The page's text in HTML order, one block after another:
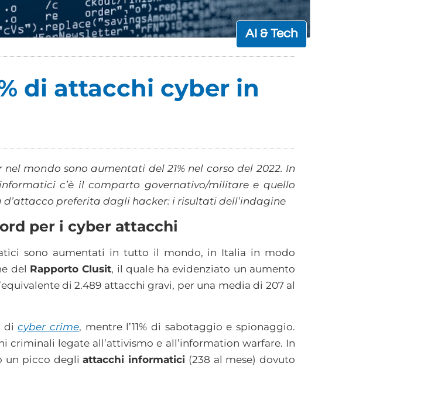
AI & Tech
di attacchi cyber in
mondo sono aumentati del 21% nel corso del 2022. In
c’è il comparto governativo/militare e quello
preferita dagli hacker: i risultati dell’indagine
per i cyber attacchi
sono aumentati in tutto il mondo, in Italia in modo
del Rapporto Clusit, il quale ha evidenziato un aumento
di 2.489 attacchi gravi, per una media di 207 al
dicyber crime, mentre l’11% di sabotaggio e spionaggio.
criminali legate all’attivismo e all’information warfare. In
un picco degliattacchi informatici (238 al mese) dovuto